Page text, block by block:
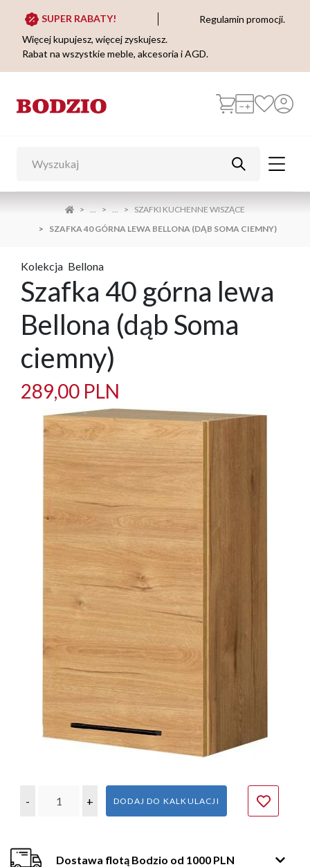
SUPER RABATY!
Regulamin promocji.
Więcej kupujesz, więcej zyskujesz.
Rabat na wszystkie meble, akcesoria i AGD.
... ...
SZAFKI KUCHENNE WISZĄCE
SZAFKA 40 GÓRNA LEWA BELLONA (DĄB SOMA CIEMNY)
Kolekcja Bellona
Szafka 40 górna lewa
Bellona (dąb Soma
ciemny)
289,00 PLN
- + DODAJ DO KALKULACJI
Dostawa flotą Bodzio od 1000 PLN